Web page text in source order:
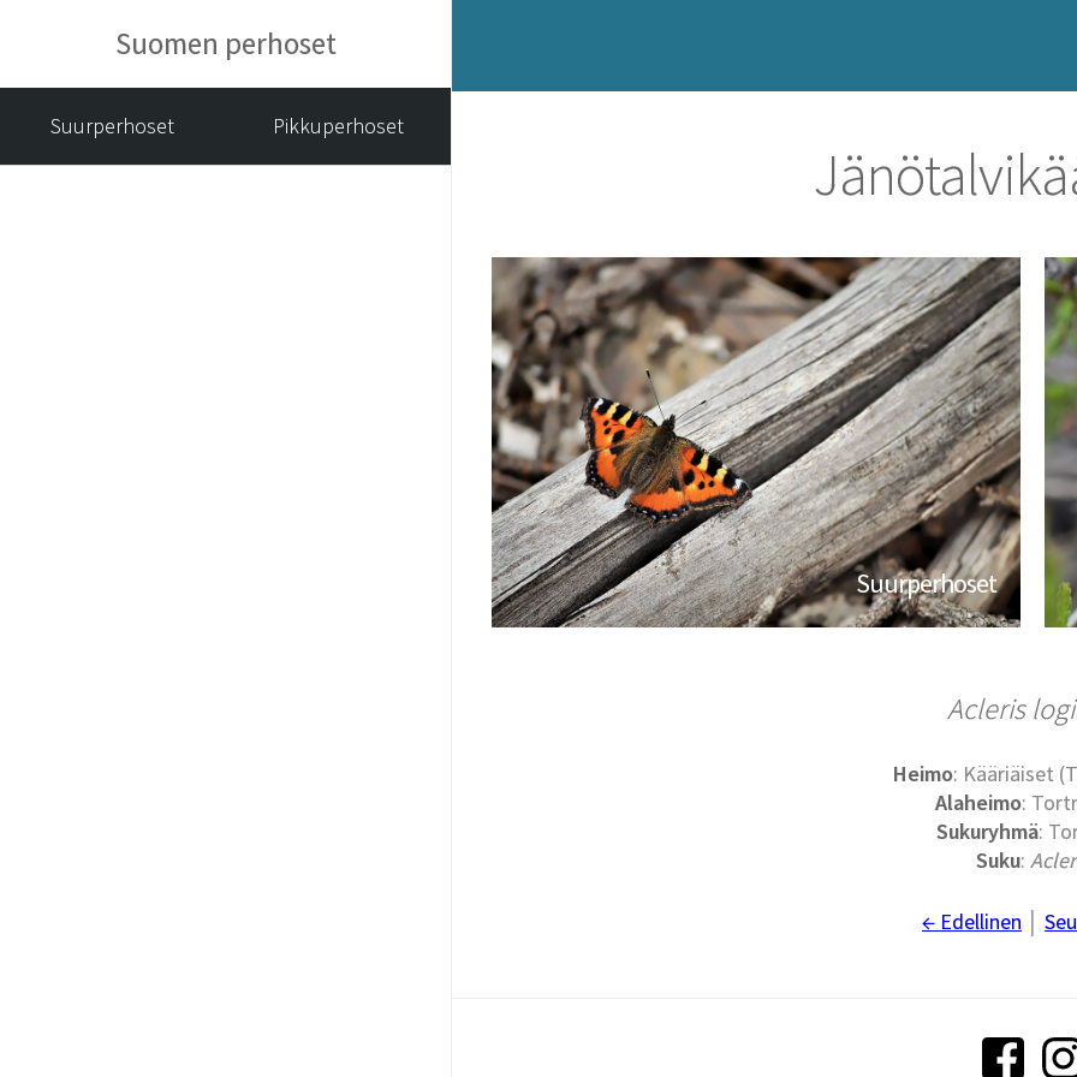
Suomen perhoset
Suurperhoset Pikkuperhoset
Suurperhoset
Acleris
Heimo: Kääriäiset
Alaheimo:
Sukuryhmä:
Suku:
← Edellinen